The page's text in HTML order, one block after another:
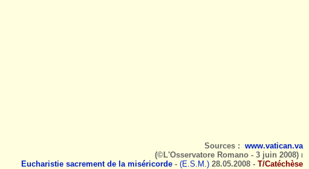
Sources : www.vatican.va
(©L'Osservatore Romano - 3 juin 2008) l
Eucharistie sacrement de la miséricorde - (E.S.M.) 28.05.2008 - T/Catéchèse